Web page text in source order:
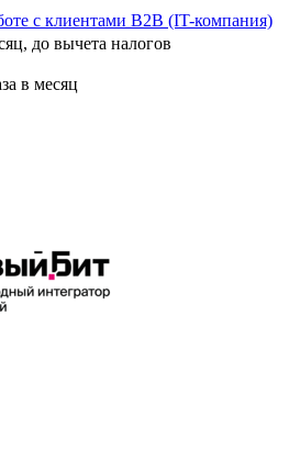
с клиентами B2B (IT-компания)
до вычета налогов
в месяц